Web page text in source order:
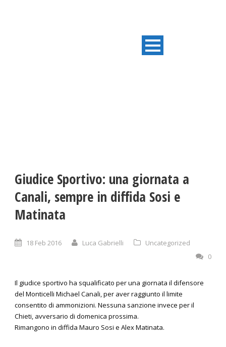
Giudice Sportivo: una giornata a
Canali, sempre in diffida Sosi e
Matinata
18 Feb 2016 Luca Gabrielli
Uncategorized
0
Il giudice sportivo ha squalificato per una giornata il difensore
del Monticelli Michael Canali, per aver raggiunto il limite
consentito di ammonizioni. Nessuna sanzione invece per il
Chieti, avversario di domenica prossima.
Rimangono in diffida Mauro Sosi e Alex Matinata.